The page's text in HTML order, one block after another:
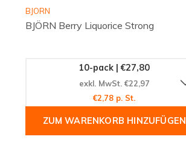
BJORN
BJÖRN Berry Liquorice Strong
10-pack | €27,80
exkl. MwSt. €22,97
€2,78 p. St.
ZUM WARENKORB HINZUFÜGEN